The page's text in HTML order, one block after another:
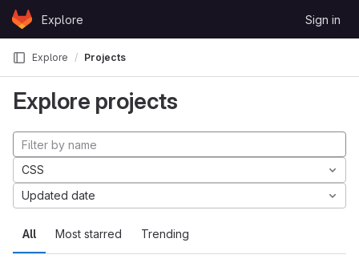
Skip to content
GitLabExplore Sign in
Explore Projects
Explore projects
All Most starred Trending
CSS
Updated date